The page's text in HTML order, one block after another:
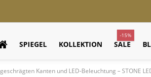
SPIEGEL KOLLEKTION SALE
-15%
Kanten und LED-Beleuchtung – STONE